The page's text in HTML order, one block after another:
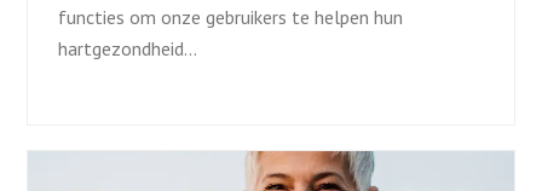
functies om onze gebruikers te helpen hun
hartgezondheid…